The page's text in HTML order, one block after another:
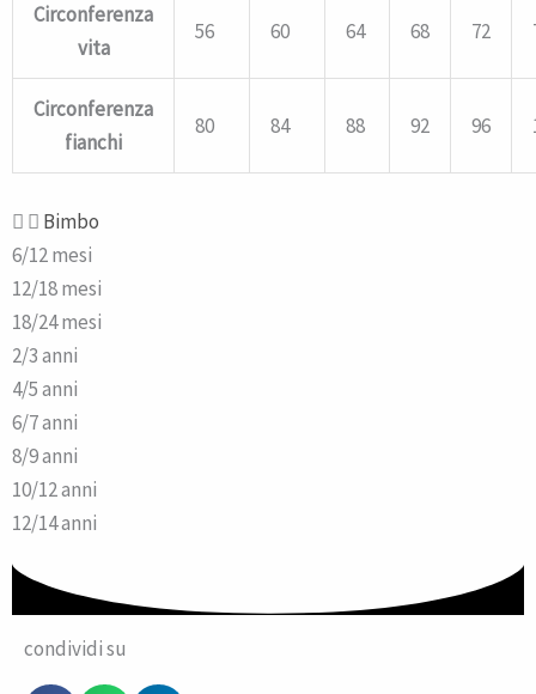
Circonferenza
vita
56 60 64 68 72
Circonferenza
fianchi
80 84 88 92 96
Bimbo
6/12 mesi
12/18 mesi
18/24 mesi
2/3 anni
4/5 anni
6/7 anni
8/9 anni
10/12 anni
12/14 anni
condividi su